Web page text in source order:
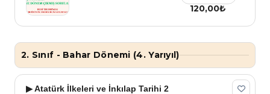
120,00₺
2. Sınıf - Bahar Dönemi (4. Yarıyıl)
▶ Atatürk İlkeleri ve İnkılap Tarihi 2